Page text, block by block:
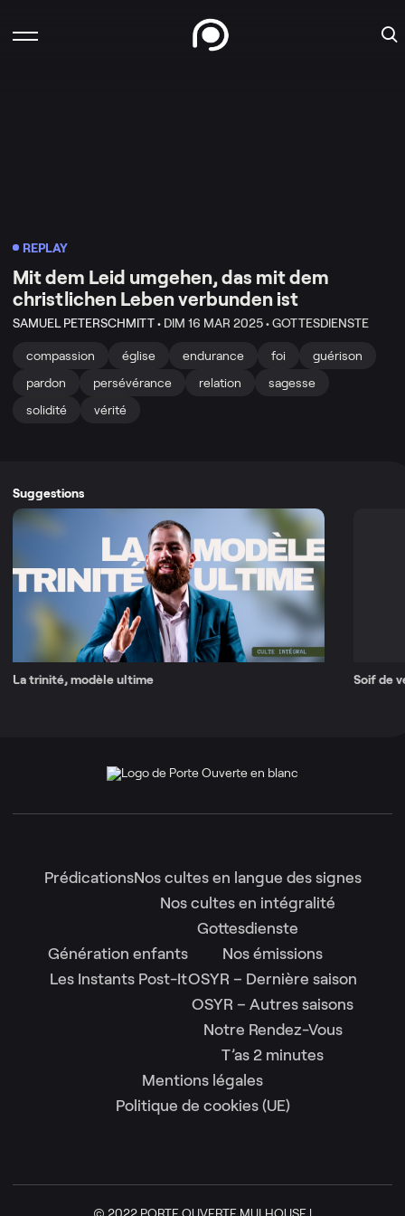
REPLAY
Mit dem Leid umgehen, das mit dem
christlichen Leben verbunden ist
SAMUEL PETERSCHMITT • DIM 16 MAR 2025 •GOTTESDIENSTE
compassion église endurance foi
guérison
pardon
persévérance relation
sagesse
solidité
vérité
Suggestions
La trinité, modèle ultime Soif de
PrédicationsNos cultes en langue des signes
Nos cultes en intégralité
Gottesdienste
Génération enfants
Les Instants Post-It
Nos émissions
OSYR – Dernière saison
OSYR – Autres saisons
Notre Rendez-Vous
T’as 2 minutes
Mentions légales
Politique de cookies (UE)